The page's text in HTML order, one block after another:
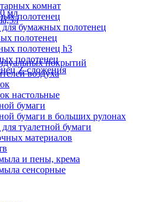
мл
комнат
полотенец
бумажных полотенец
полотенец
полотенец h3
полотенец
Z-сложения
покрытий
воздуха
настольные
бумаги
бумаги в больших рулонах
туалетной бумаги
материалов
и пены, крема
сенсорные